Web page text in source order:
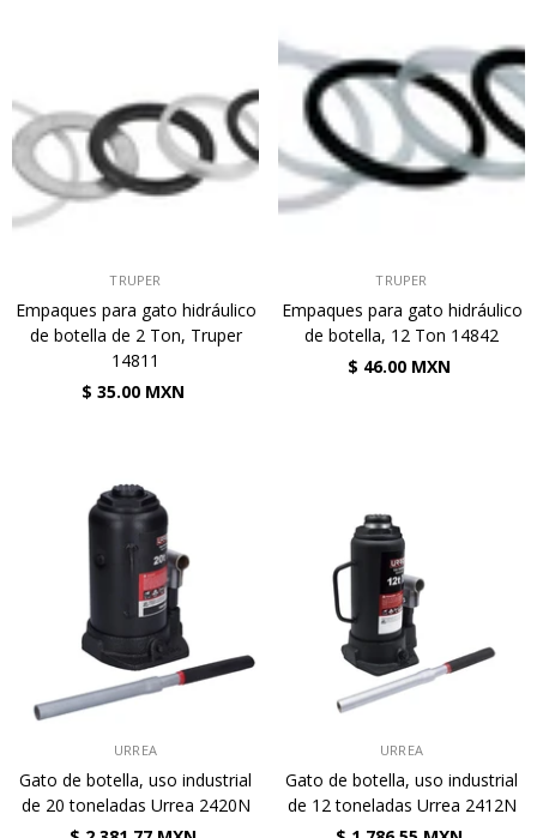
TRUPER
Empaques para gato hidráulico
de botella de 2 Ton, Truper
14811
$ 35.00 MXN
TRUPER
Empaques para gato hidráulico
de botella, 12 Ton 14842
$ 46.00 MXN
URREA
Gato de botella, uso industrial
de 20 toneladas Urrea 2420N
URREA
Gato de botella, uso industrial
de 12 toneladas Urrea 2412N